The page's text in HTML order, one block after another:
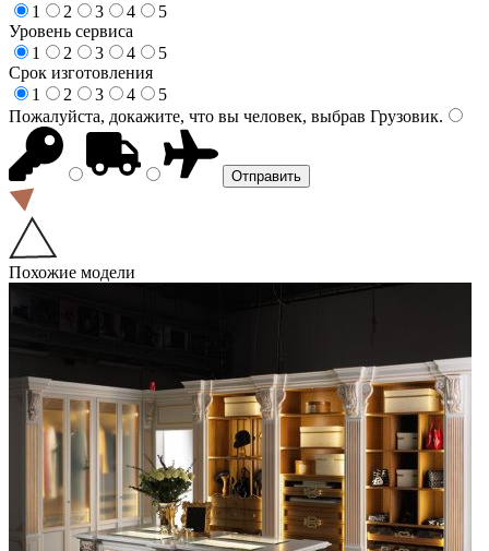
1
2 3 4
5
Уровень сервиса
1
2 3 4
5
Срок изготовления
1
2 3 4
5
Пожалуйста, докажите, что вы человек, выбрав Грузовик.
Похожие модели